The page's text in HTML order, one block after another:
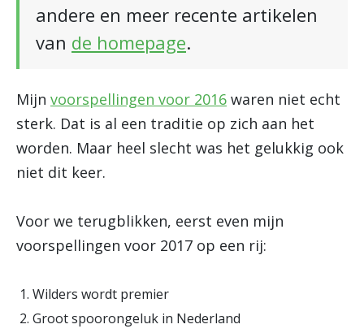
andere en meer recente artikelen
van de homepage.
Mijn voorspellingen voor 2016 waren niet echt
sterk. Dat is al een traditie op zich aan het
worden. Maar heel slecht was het gelukkig ook
niet dit keer.
Voor we terugblikken, eerst even mijn
voorspellingen voor 2017 op een rij:
Wilders wordt premier
Groot spoorongeluk in Nederland